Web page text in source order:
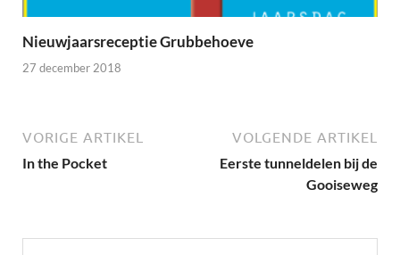
Nieuwjaarsreceptie Grubbehoeve
27 december 2018
VORIGE ARTIKEL
In the Pocket
VOLGENDE ARTIKEL
Eerste tunneldelen bij de
Gooiseweg